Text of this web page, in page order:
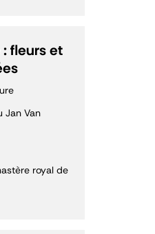
fleurs et
Jan Van
royal de